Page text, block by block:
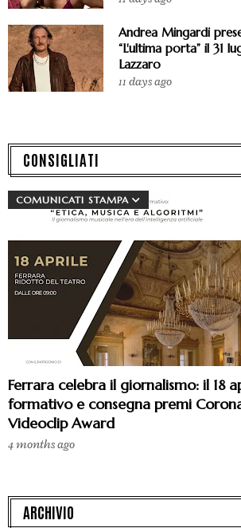
Andrea Mingardi
“L'ultima porta” il 31
Lazzaro
11 days ago
CONSIGLIATI
COMUNICATI STAMPA
Ferrara celebra il giornalismo: il 18
formativo e consegna premi
Videoclip Award
4 months ago
ARCHIVIO